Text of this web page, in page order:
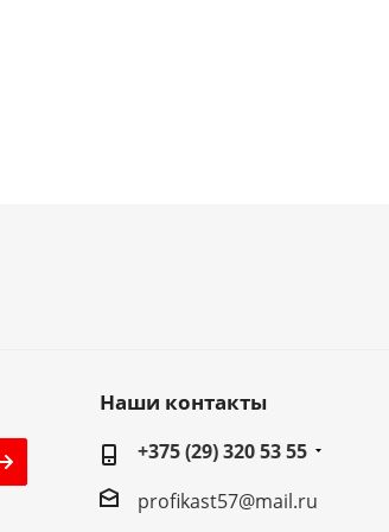
Наши контакты
+375 (29) 320 53 55
profikast57@mail.ru